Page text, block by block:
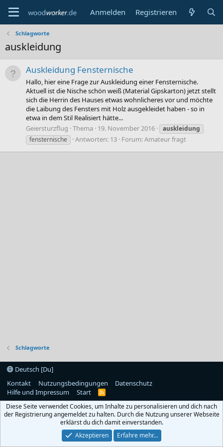
Anmelden Registrieren
Schlagworte
auskleidung
Auskleidung Fensternische
Hallo, hier eine Frage zur Auskleidung einer Fensternische.
Aktuell ist die Nische schön weiß (Material Gipskarton) jetzt stellt
sich die Herrin des Hauses etwas wohnlicheres vor und möchte
die Laibung des Fensters mit Holz ausgekleidet haben - so in
etwa in dem Stil Realisiert hätte...
Geiersturzflug Thema 19. November 2016
auskleidung
fensternische
Antworten: 13 Forum:Amateur fragt
Schlagworte
Deutsch [Du]
Kontakt
Nutzungsbedingungen
Datenschutz
Hilfe und Impressum
Start
R
S
Diese Seite verwendet Cookies, um Inhalte zu personalisieren und dich nach
der Registrierung angemeldet zu halten. Durch die Nutzung unserer Webseite
erklärst du dich damit einverstanden.
Akzeptieren
Erfahre mehr…